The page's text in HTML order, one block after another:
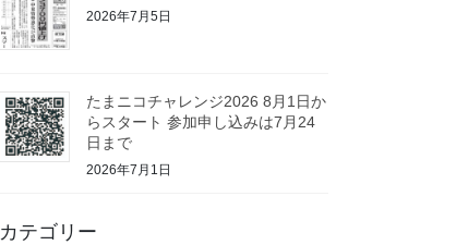
2026年7月5日
たまニコチャレンジ2026 8月1日か
らスタート 参加申し込みは7月24
日まで
2026年7月1日
カテゴリー